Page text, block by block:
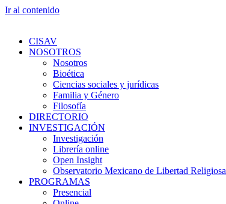
Ir al contenido
CISAV
NOSOTROS
Nosotros
Bioética
Ciencias sociales y jurídicas
Familia y Género
Filosofía
DIRECTORIO
INVESTIGACIÓN
Investigación
Librería online
Open Insight
Observatorio Mexicano de Libertad Religiosa
PROGRAMAS
Presencial